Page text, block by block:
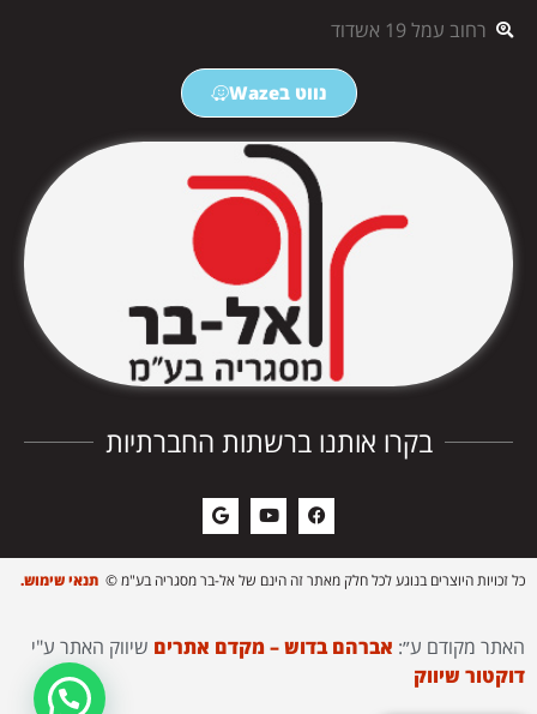
בקרו אותנו ברשתות החברתיות
רחוב עמל 19 אשדוד
נווט בWaze
כל זכויות היוצרים בנוגע לכל חלק מאתר זה הינם של אל-בר מסגריה בע"מ © תנאי שימוש.
האתר מקודם ע״: אברהם בדוש – מקדם אתרים שיווק האתר ע"י
דוקטור שיווק